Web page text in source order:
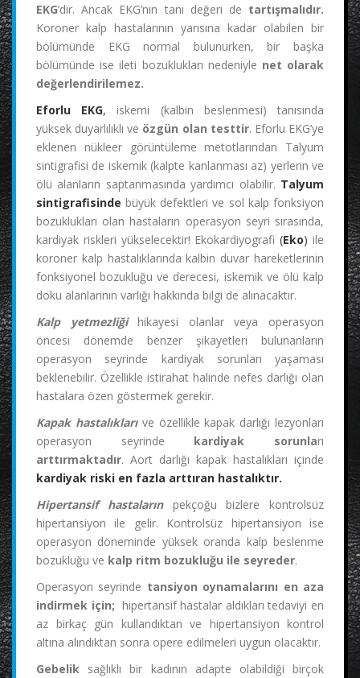
EKG’dir. Ancak EKG’nin tanı değeri de tartışmalıdır.
Koroner kalp hastalarının yarısına kadar olabilen bir
bölümünde EKG normal bulunurken, bir başka
bölümünde ise ileti bozuklukları nedeniyle net olarak
değerlendirilemez.
Eforlu EKG, iskemi (kalbin beslenmesi) tanısında
yüksek duyarlılıklı ve özgün olan testtir. Eforlu EKG’ye
eklenen nükleer görüntüleme metotlarından Talyum
sintigrafisi de iskemik (kalpte kanlanması az) yerlerin ve
ölü alanların saptanmasında yardımcı olabilir. Talyum
sintigrafisinde büyük defektleri ve sol kalp fonksiyon
bozuklukları olan hastaların operasyon seyri sırasında,
kardiyak riskleri yükselecektir! Ekokardiyografi(Eko) ile
koroner kalp hastalıklarında kalbin duvar hareketlerinin
fonksiyonel bozukluğu ve derecesi, iskemik ve ölü kalp
doku alanlarının varlığı hakkında bilgi de alınacaktır.
Kalp yetmezliğihikayesi olanlar veya operasyon
öncesi dönemde benzer şikayetleri bulunanların
operasyon seyrinde kardiyak sorunları yaşaması
beklenebilir. Özellikle istirahat halinde nefes darlığı olan
hastalara özen göstermek gerekir.
Kapak hastalıkları ve özellikle kapak darlığı lezyonları
operasyon seyrinde kardiyak sorunları
arttırmaktadır. Aort darlığı kapak hastalıkları içinde
kardiyak riski en fazla arttıran hastalıktır.
Hipertansif hastaların
pekçoğu bizlere kontrolsüz
hipertansiyon ile gelir. Kontrolsüz hipertansiyon ise
operasyon döneminde yüksek oranda kalp beslenme
bozukluğu ve kalp ritm bozukluğu ile seyreder.
Operasyon seyrinde tansiyon oynamalarını en aza
indirmek için; hipertansif hastalar aldıkları tedaviyi en
az birkaç gün kullandıktan ve hipertansiyon kontrol
altına alındıktan sonra opere edilmeleri uygun olacaktır.
Gebelik sağlıklı bir kadının adapte olabildiği birçok